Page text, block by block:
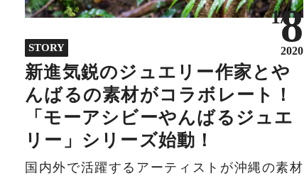
STORY
1/8
2020
新進気鋭のジュエリー作家とや
んばるの素材がコラボレート！
「モーアシビーやんばるジュエ
リー」シリーズ始動！
国内外で活躍するアーティストが沖縄の素材